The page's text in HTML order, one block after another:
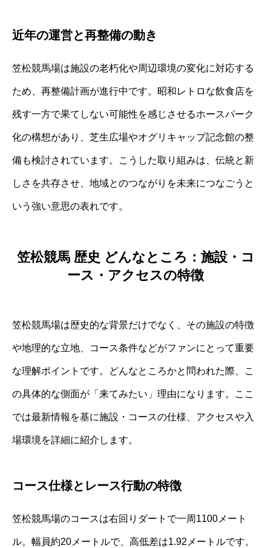
近年の運営と再整備の動き
笠松競馬場は施設の老朽化や周辺環境の変化に対応する
ため、再整備計画が進行中です。昭和レトロな飲食店を
残す一方で果てしない可能性を感じさせるホースパーク
化の構想があり、芝生広場やオグリキャップ記念館の整
備も検討されています。こうした取り組みは、伝統と新
しさを共存させ、地域とのつながりを未来につなごうと
いう強い意思の表れです。
笠松競馬 歴史 どんなところ：施設・コ
ース・アクセスの特徴
笠松競馬場は歴史的な背景だけでなく、その施設の特徴
や地理的な立地、コース条件などがファンにとって重要
な理解ポイントです。どんなところかと問われた際、こ
の具体的な側面が「来てみたい」理由になります。ここ
では最新情報を基に施設・コースの仕様、アクセスや入
場環境を詳細に紹介します。
コース仕様とレース行動の特徴
笠松競馬場のコースは右回りダートで一周1100メート
ル。幅員約20メートルで、高低差は1.92メートルです。